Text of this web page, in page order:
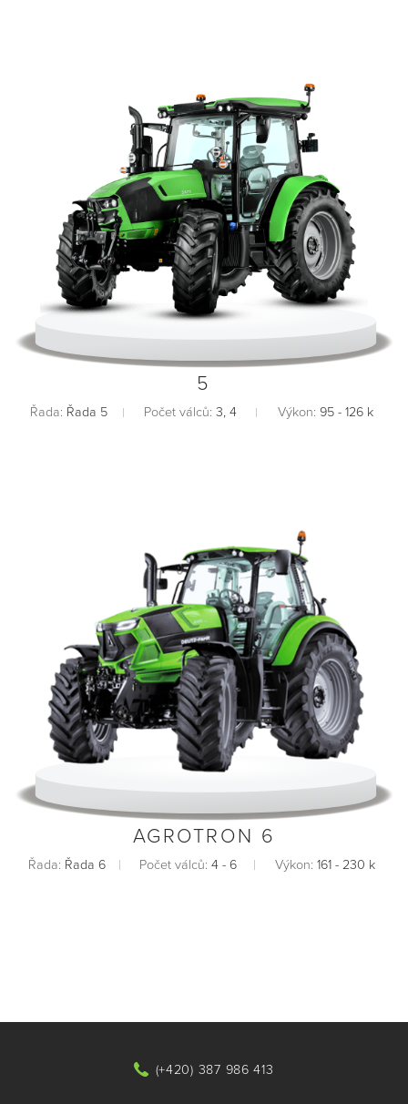
5
Řada: Řada 5 Počet válců: 3, 4 Výkon: 95 - 126 k
AGROTRON 6
Řada: Řada 6 Počet válců: 4 - 6 Výkon: 161 - 230 k
(+420) 387 986 413